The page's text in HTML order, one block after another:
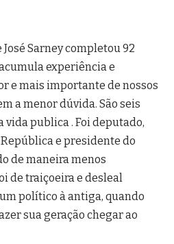
Sarney completou 92
experiência e
e mais importante de nossos
a menor dúvida. São seis
vida publica . Foi deputado,
e presidente do
de maneira menos
de traiçoeira e desleal
político à antiga, quando
sua geração chegar ao